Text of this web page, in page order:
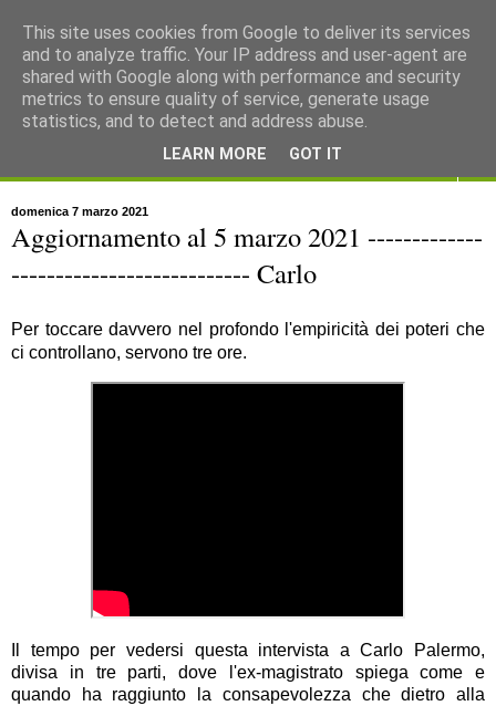
domenica 7 marzo 2021
Aggiornamento al 5 marzo 2021 -------------
--------------------------- Carlo
Per toccare davvero nel profondo l'empiricità dei poteri che
ci controllano, servono tre ore.
Il tempo per vedersi questa intervista a Carlo Palermo,
divisa in tre parti, dove l'ex-magistrato spiega come e
quando ha raggiunto la consapevolezza che dietro alla
This site uses cookies from Google to deliver its services
and to analyze traffic. Your IP address and user-agent are
shared with Google along with performance and security
metrics to ensure quality of service, generate usage
statistics, and to detect and address abuse.
LEARN MORE GOT IT